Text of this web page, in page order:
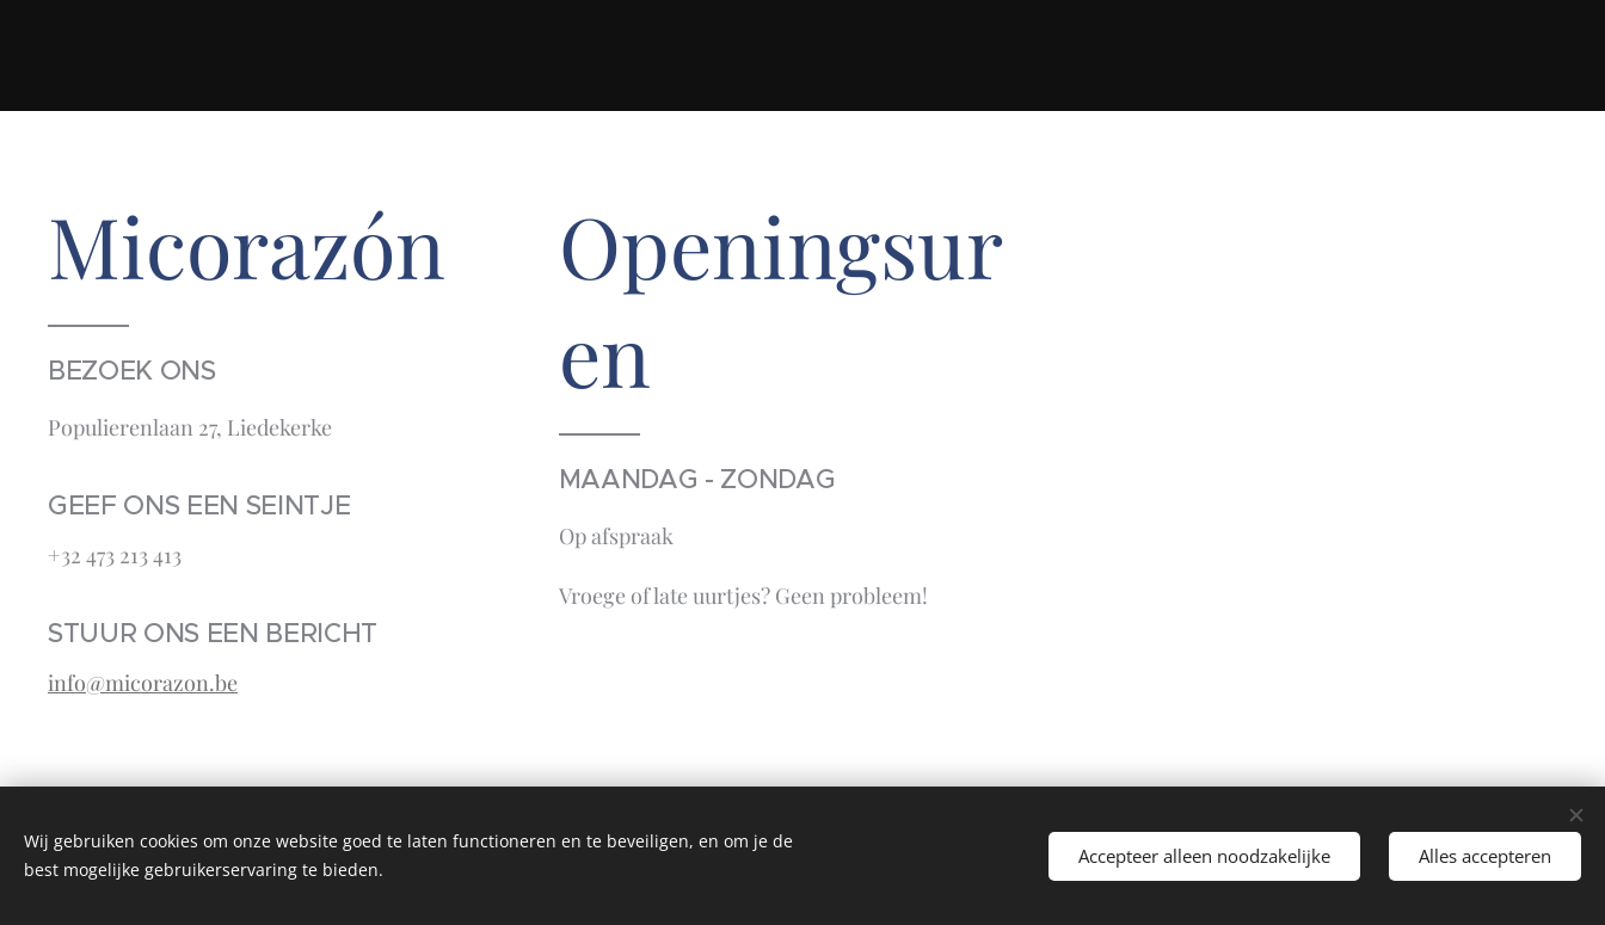
Micorazón
BEZOEK ONS
Populierenlaan 27, Liedekerke
GEEF ONS EEN SEINTJE
+32 473 213 413‬
STUUR ONS EEN BERICHT
info@micorazon.be
Openingsur
en
MAANDAG - ZONDAG
Op afspraak
Vroege of late uurtjes? Geen probleem!
©2023 Alle rechten voorbehouden
Wij gebruiken cookies om onze website goed te laten functioneren en te beveiligen, en om je de
best mogelijke gebruikerservaring te bieden.
Accepteer alleen noodzakelijke Alles accepteren